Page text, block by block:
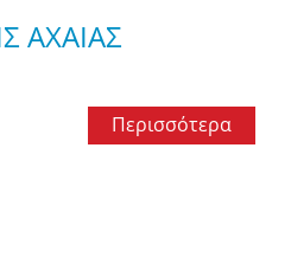
ΑΧΑΙΑΣ
Περισσότερα